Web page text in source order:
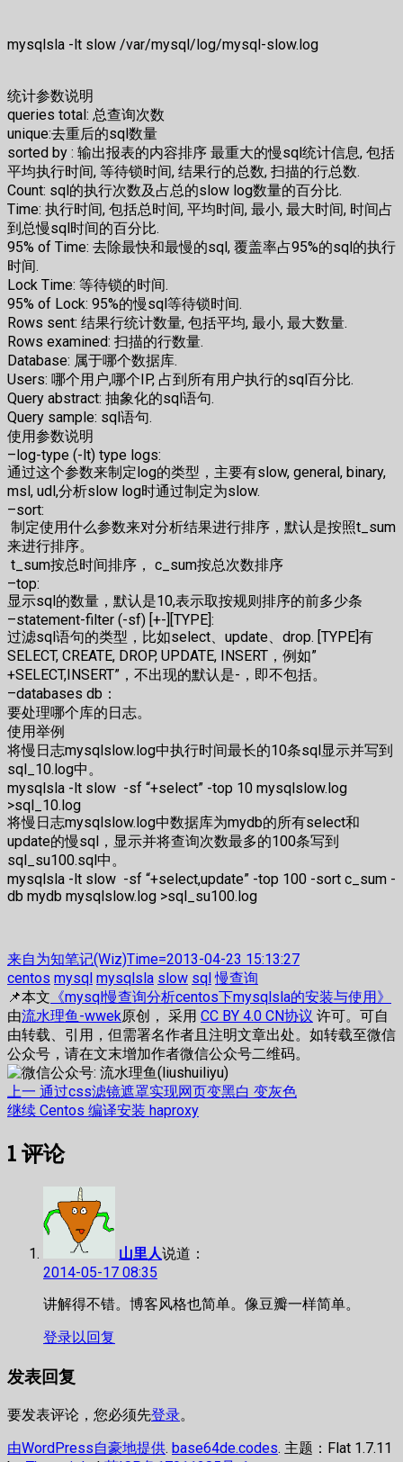
mysqlsla -lt slow /var/mysql/log/mysql-slow.log
统计参数说明​
queries total: 总查询次数
unique:去重后的sql数量
sorted by : 输出报表的内容排序 最重大的慢sql统计信息, 包括
平均执行时间, 等待锁时间, 结果行的总数, 扫描的行总数.
Count: sql的执行次数及占总的slow log数量的百分比.
Time: 执行时间, 包括总时间, 平均时间, 最小, 最大时间, 时间占
到总慢sql时间的百分比.
95% of Time: 去除最快和最慢的sql, 覆盖率占95%的sql的执行
时间.
Lock Time: 等待锁的时间.
95% of Lock: 95%的慢sql等待锁时间.
Rows sent: 结果行统计数量, 包括平均, 最小, 最大数量.
Rows examined: 扫描的行数量.
Database: 属于哪个数据库.
Users: 哪个用户,哪个IP, 占到所有用户执行的sql百分比.
Query abstract: 抽象化的sql语句.
Query sample: sql语句.
使用参数说明
–log-type (-lt) type logs:
通过这个参数来制定log的类型，主要有slow, general, binary,
msl, udl,分析slow log时通过制定为slow.
–sort:
制定使用什么参数来对分析结果进行排序，默认是按照t_sum
来进行排序。
t_sum按总时间排序， c_sum按总次数排序
–top:
显示sql的数量，默认是10,表示取按规则排序的前多少条
–statement-filter (-sf) [+-][TYPE]:
过滤sql语句的类型，比如select、update、drop. [TYPE]有
SELECT, CREATE, DROP, UPDATE, INSERT，例如”
+SELECT,INSERT”，不出现的默认是-，即不包括。
–databases db：
要处理哪个库的日志。
使用举例
将慢日志mysqlslow.log中执行时间最长的10条sql显示并写到
sql_10.log中。
mysqlsla -lt slow -sf “+select” -top 10 mysqlslow.log
>sql_10.log
将慢日志mysqlslow.log中数据库为mydb的所有select和
update的慢sql，显示并将查询次数最多的100条写到
sql_su100.sql中。
mysqlsla -lt slow -sf “+select,update” -top 100 -sort c_sum -
db mydb mysqlslow.log >sql_su100.log
来自为知笔记(Wiz)Time=2013-04-23 15:13:27
centos mysql mysqlsla slow sql 慢查询
📌本文 《mysql慢查询分析centos下mysqlsla的安装与使用》
由流水理鱼-wwek原创， 采用 CC BY 4.0 CN协议 许可。可自
由转载、引用，但需署名作者且注明文章出处。如转载至微信
公众号，请在文末增加作者微信公众号二维码。
文
章
导
上一 上
篇
章：
通过css滤镜遮罩实现网页变黑白 变灰色
继续 下
文
章：
Centos 编译安装 haproxy
1评论
山里人说道：
2014-05-17 08:35
讲解得不错。博客风格也简单。像豆瓣一样简单。
登录以回复
发表回复
要发表评论，您必须先登录。
由WordPress自豪地提供. base64de.codes. 主题：Flat 1.7.11